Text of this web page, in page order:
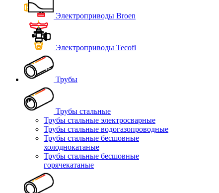
Электроприводы Broen
Электроприводы Tecofi
Трубы
Трубы стальные
Трубы стальные электросварные
Трубы стальные водогазопроводные
Трубы стальные бесшовные
холоднокатаные
Трубы стальные бесшовные
горячекатаные